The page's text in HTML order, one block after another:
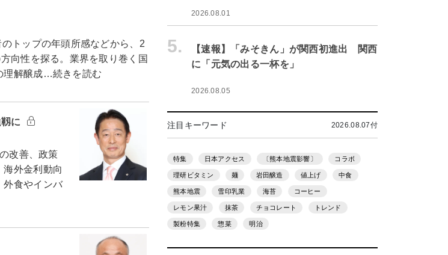
トップの年頭所感などから、2
向性を探る。業界を取り巻く国
理解醸成…続きを読む
に
改善、政策
外金利動向
外食やインバ
2026.08.01
5.
【速報】「みそきん」が関西初進出 関西
に「元気の出る一杯を」
2026.08.05
注目キーワード 2026.08.07付
特集 日本アクセス 〔熊本地震影響〕 コラボ
理研ビタミン 麺 岩田醸造 値上げ 中食
熊本地震 雪印乳業 海苔 コーヒー
レモン果汁 抹茶 チョコレート トレンド
製粉特集 惣菜 明治